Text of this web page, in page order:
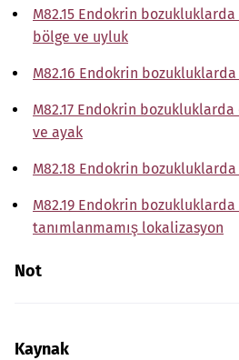
M82.15 Endokrin
bölge ve uyluk
M82.16 Endokrin
M82.17 Endokrin
ve ayak
M82.18 Endokrin
M82.19 Endokrin
tanımlanmamış lokalizasyon
Not
Kaynak